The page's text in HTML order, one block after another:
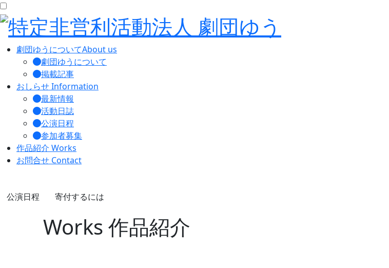
劇団ゆうについてAbout us
劇団ゆうについて
掲載記事
おしらせInformation
最新情報
活動日誌
公演日程
参加者募集
作品紹介 Works
お問合せ Contact
公演日程 寄付するには
Works 作品紹介